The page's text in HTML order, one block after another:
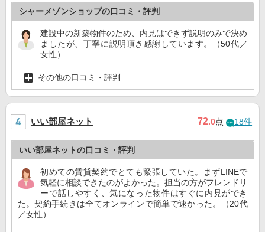
シャーメゾンショップの口コミ・評判
建設中の新築物件のため、内見はできず説明のみで決め
ましたが、丁寧に説明頂き感謝しています。（50代／
女性）
その他の口コミ・評判
いい部屋ネット 72.0点 18件
いい部屋ネットの口コミ・評判
初めての賃貸契約でとても緊張していた。まずLINEで
気軽に相談できたのがよかった。担当の方がフレンドリ
ーで話しやすく、気になった物件はすぐに内見ができ
た。契約手続きは全てオンラインで簡単で速かった。（20代
／女性）